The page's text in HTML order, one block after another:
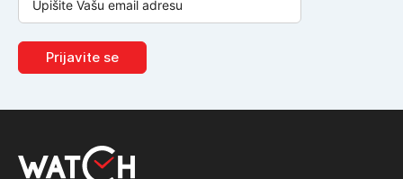
Prijavite se